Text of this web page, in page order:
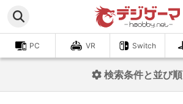
PC VR Switch
検索条件と並び順